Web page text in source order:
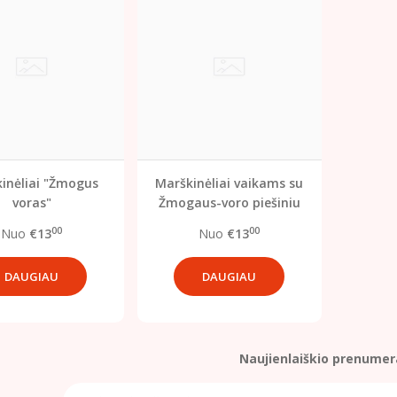
"Žmogus
voras"
Nuo €1300
DAUGIAU
Marškinėliai vaikams su
Žmogaus-voro piešiniu
Nuo €1300
DAUGIAU
Naujienlaiškio